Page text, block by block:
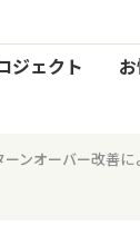
ジェクト
ンオーバー改善に